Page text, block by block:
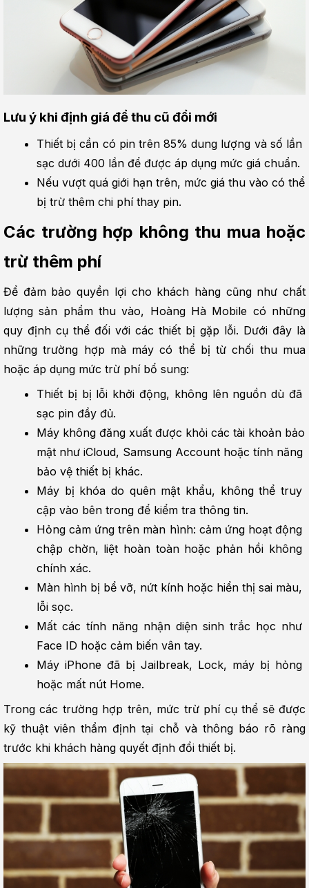
Lưu ý khi định giá để thu cũ đổi mới
Thiết bị cần có pin trên 85% dung lượng và số lần
sạc dưới 400 lần để được áp dụng mức giá chuẩn.
Nếu vượt quá giới hạn trên, mức giá thu vào có thể
bị trừ thêm chi phí thay pin.
Các trường hợp không thu mua hoặc
trừ thêm phí
Để đảm bảo quyền lợi cho khách hàng cũng như chất
lượng sản phẩm thu vào, Hoàng Hà Mobile có những
quy định cụ thể đối với các thiết bị gặp lỗi. Dưới đây là
những trường hợp mà máy có thể bị từ chối thu mua
hoặc áp dụng mức trừ phí bổ sung:
Thiết bị bị lỗi khởi động, không lên nguồn dù đã
sạc pin đầy đủ.
Máy không đăng xuất được khỏi các tài khoản bảo
mật như iCloud, Samsung Account hoặc tính năng
bảo vệ thiết bị khác.
Máy bị khóa do quên mật khẩu, không thể truy
cập vào bên trong để kiểm tra thông tin.
Hỏng cảm ứng trên màn hình: cảm ứng hoạt động
chập chờn, liệt hoàn toàn hoặc phản hồi không
chính xác.
Màn hình bị bể vỡ, nứt kính hoặc hiển thị sai màu,
lỗi sọc.
Mất các tính năng nhận diện sinh trắc học như
Face ID hoặc cảm biến vân tay.
Máy iPhone đã bị Jailbreak, Lock, máy bị hỏng
hoặc mất nút Home.
Trong các trường hợp trên, mức trừ phí cụ thể sẽ được
kỹ thuật viên thẩm định tại chỗ và thông báo rõ ràng
trước khi khách hàng quyết định đổi thiết bị.